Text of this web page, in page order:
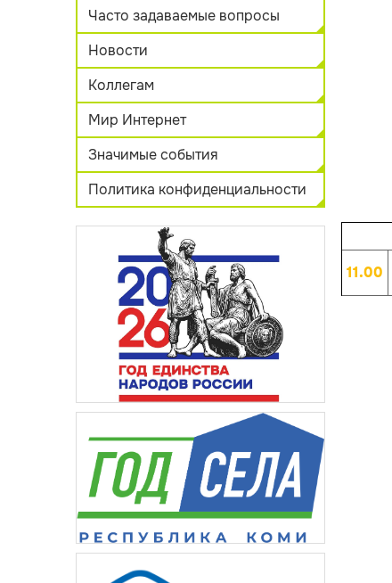
Часто задаваемые вопросы
Новости
Коллегам
Мир Интернет
Значимые события
Политика конфиденциальности
11.00